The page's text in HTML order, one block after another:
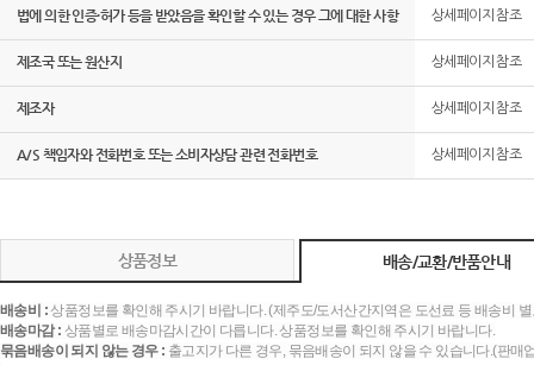
법에 의한 인증·허가 등을 받았음을 확인할 수 있는 경우 그에 대한 사항 상세페이지 참조
제조국 또는 원산지 상세페이지 참조
제조자 상세페이지 참조
A/S 책임자와 전화번호 또는 소비자상담 관련 전화번호 상세페이지 참조
상품정보 배송/교환/반품안내
배송비 :상품정보를 확인해 주시기 바랍니다. (제주도/도서산간지역은 도선료 등 배송비
배송마감 : 상품별로 배송마감시간이 다릅니다. 상품정보를 확인해 주시기 바랍니다.
묶음배송이 되지 않는 경우 : 출고지가 다른 경우, 묶음배송이 되지 않을 수 있습니다.(판